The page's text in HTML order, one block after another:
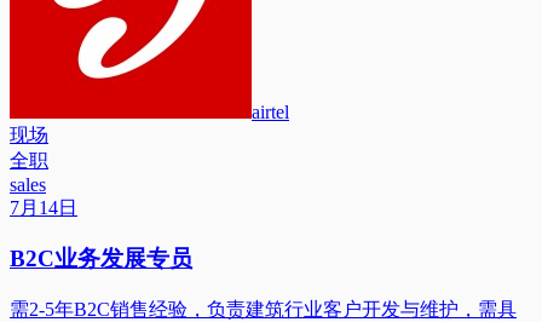
airtel
现场
全职
sales
7月14日
B2C业务发展专员
需2-5年B2C销售经验，负责建筑行业客户开发与维护，需具